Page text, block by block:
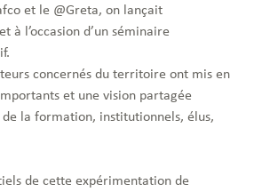
et le @Greta, on lançait
à l’occasion d’un séminaire
concernés du territoire ont mis en
et une vision partagée
la formation, institutionnels, élus,
de cette expérimentation de